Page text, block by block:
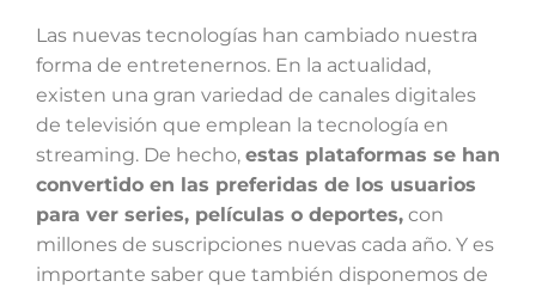
Las nuevas tecnologías han cambiado nuestra
forma de entretenernos. En la actualidad,
existen una gran variedad de canales digitales
de televisión que emplean la tecnología en
streaming. De hecho, estas plataformas se han
convertido en las preferidas de los usuarios
para ver series, películas o deportes, con
millones de suscripciones nuevas cada año. Y es
importante saber que también disponemos de